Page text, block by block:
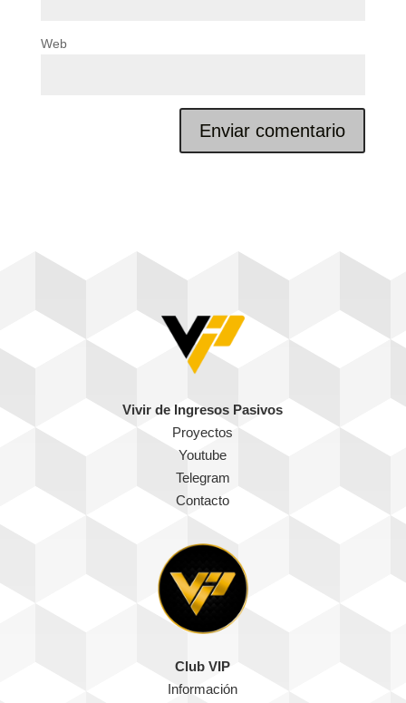
Web
Vivir de Ingresos Pasivos
Proyectos
Youtube
Telegram
Contacto
Club VIP
Información